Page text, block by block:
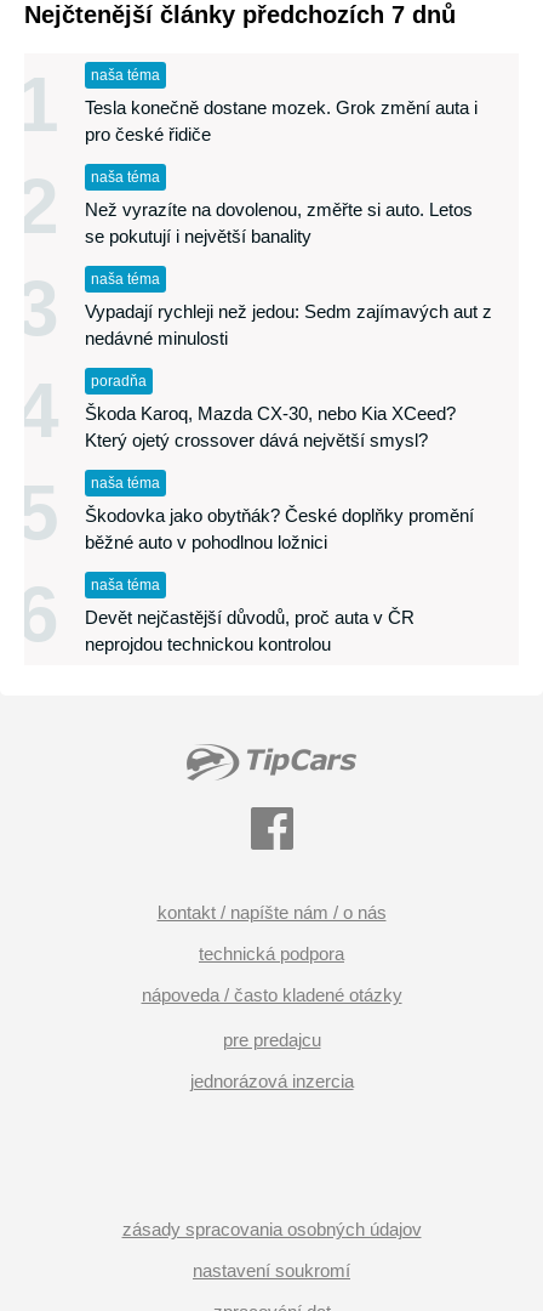
Nejčtenější články předchozích 7 dnů
1 naša téma
Tesla konečně dostane mozek. Grok změní auta i
pro české řidiče
2 naša téma
Než vyrazíte na dovolenou, změřte si auto. Letos
se pokutují i největší banality
3 naša téma
Vypadají rychleji než jedou: Sedm zajímavých aut z
nedávné minulosti
4 poradňa
Škoda Karoq, Mazda CX-30, nebo Kia XCeed?
Který ojetý crossover dává největší smysl?
5 naša téma
Škodovka jako obytňák? České doplňky promění
běžné auto v pohodlnou ložnici
6 naša téma
Devět nejčastější důvodů, proč auta v ČR
neprojdou technickou kontrolou
kontakt / napíšte nám / o nás
technická podpora
nápoveda / často kladené otázky
pre predajcu
jednorázová inzercia
zásady spracovania osobných údajov
nastavení soukromí